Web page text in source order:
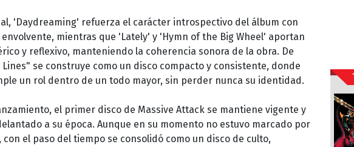
'Daydreaming' refuerza el carácter introspectivo del álbum con
envolvente, mientras que 'Lately' y 'Hymn of the Big Wheel' aportan
y reflexivo, manteniendo la coherencia sonora de la obra. De
se construye como un disco compacto y consistente, donde
un rol dentro de un todo mayor, sin perder nunca su identidad.
el primer disco de Massive Attack se mantiene vigente y
a su época. Aunque en su momento no estuvo marcado por
el paso del tiempo se consolidó como un disco de culto,